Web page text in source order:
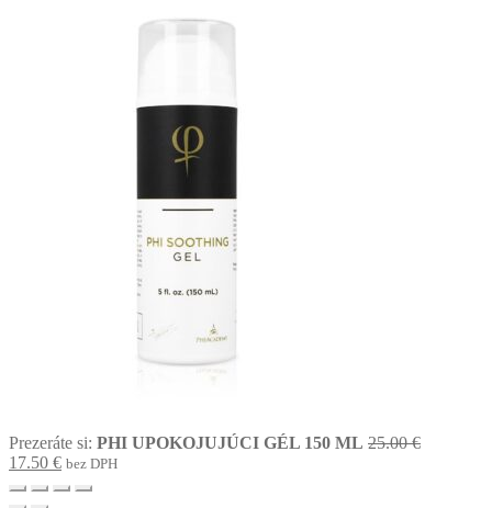
Prezeráte si: PHI UPOKOJUJÚCI GÉL 150 ML 25.00€Original
17.50 €Current
price
bez DPH